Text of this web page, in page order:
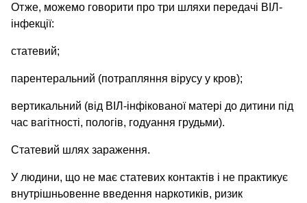
Отже, можемо говорити про три шляхи передачі ВІЛ-
інфекції:
статевий;
парентеральний (потрапляння вірусу у кров);
вертикальний (від ВІЛ-інфікованої матері до дитини під
час вагітності, пологів, годуання грудьми).
Статевий шлях зараження.
У людини, що не має статевих контактів і не практикує
внутрішньовенне введення наркотиків, ризик